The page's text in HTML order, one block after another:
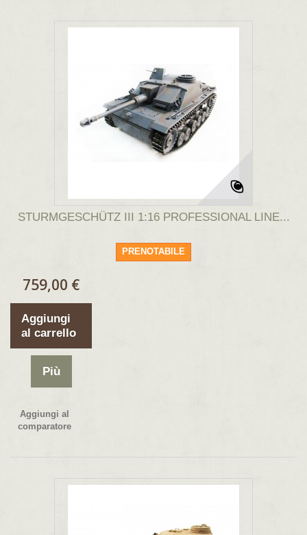
STURMGESCHÜTZ III 1:16 PROFESSIONAL LINE...
PRENOTABILE
759,00 €
Aggiungi
al carrello
Più
Aggiungi al
comparatore